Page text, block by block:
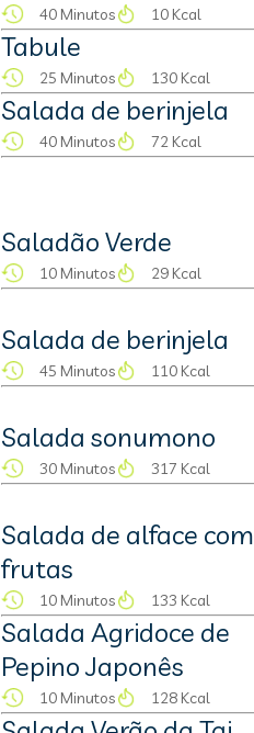
40 Minutos 10 Kcal
Tabule
25 Minutos 130 Kcal
Salada de berinjela
40 Minutos 72 Kcal
Saladão Verde
10 Minutos 29 Kcal
Salada de berinjela
45 Minutos 110 Kcal
Salada sonumono
30 Minutos 317 Kcal
Salada de alface com
frutas
10 Minutos 133 Kcal
Salada Agridoce de
Pepino Japonês
10 Minutos 128 Kcal